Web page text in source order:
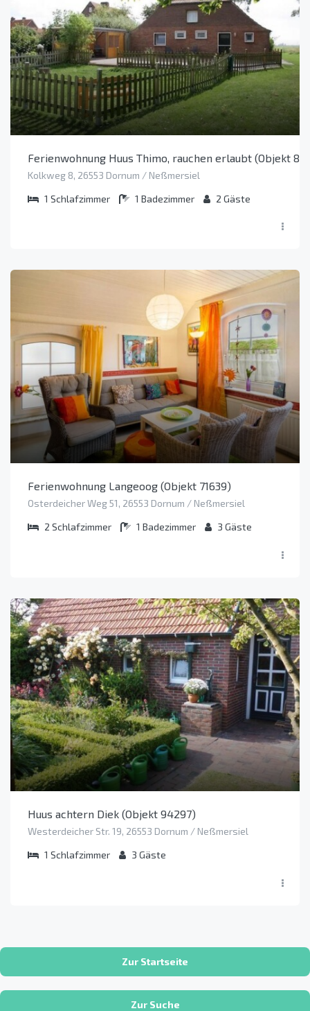
Ferienwohnung Huus Thimo, rauchen erlaubt (Objekt
Kolkweg 8, 26553 Dornum / Neßmersiel
1 Schlafzimmer 1 Badezimmer 2 Gäste
Ferienwohnung Langeoog (Objekt 71639)
Osterdeicher Weg 51, 26553 Dornum / Neßmersiel
2 Schlafzimmer 1 Badezimmer 3 Gäste
Huus achtern Diek (Objekt 94297)
Westerdeicher Str. 19, 26553 Dornum / Neßmersiel
1 Schlafzimmer 3 Gäste
Zur Startseite
Zur Suche